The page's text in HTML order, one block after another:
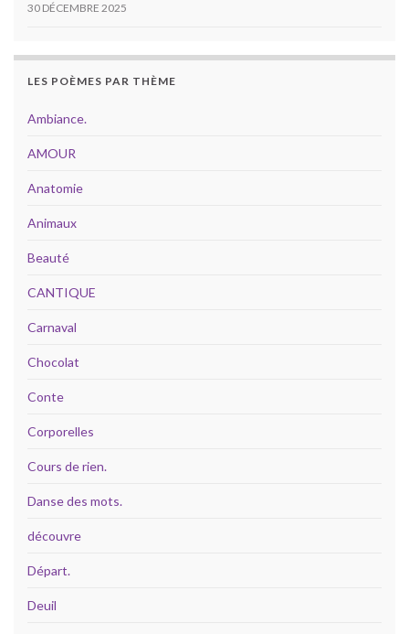
30 DÉCEMBRE 2025
LES POÈMES PAR THÈME
Ambiance.
AMOUR
Anatomie
Animaux
Beauté
CANTIQUE
Carnaval
Chocolat
Conte
Corporelles
Cours de rien.
Danse des mots.
découvre
Départ.
Deuil